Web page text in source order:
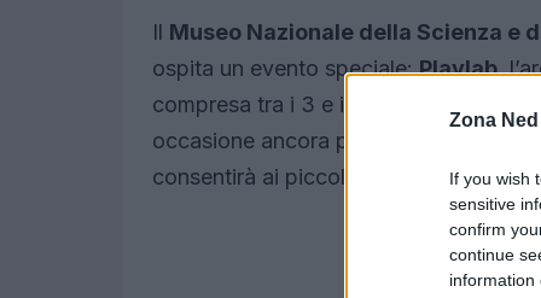
Zona Ned
If you wish
sensitive
confirm
continue
information
Il Museo Nazionale della Scienza e
ospita un evento speciale:Playlab,
compresa tra i 3 e i 6 anni, festeggia il
occasione ancora più memorabile, il
consentirà ai piccoli visitatori di